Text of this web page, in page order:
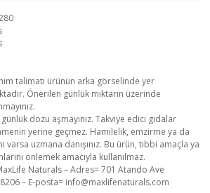
talimatı ürünün arka görselinde yer
Önerilen günlük miktarın üzerinde
dozu aşmayınız. Takviye edici gıdalar
yerine geçmez. Hamilelik, emzirme ya da
varsa uzmana danışınız. Bu ürün, tıbbi amaçla ya
önlemek amacıyla kullanılmaz.
Naturals – Adres= 701 Atando Ave
– E-posta= info@maxlifenaturals.com